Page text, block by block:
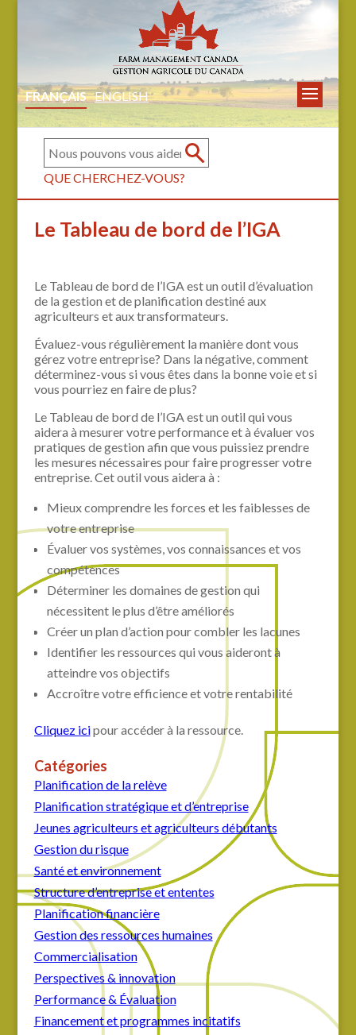
FRANÇAIS ENGLISH
QUE CHERCHEZ-VOUS?
Le Tableau de bord de l’IGA
Le Tableau de bord de l’IGA est un outil d’évaluation
de la gestion et de planification destiné aux
agriculteurs et aux transformateurs.
Évaluez-vous régulièrement la manière dont vous
gérez votre entreprise? Dans la négative, comment
déterminez-vous si vous êtes dans la bonne voie et si
vous pourriez en faire de plus?
Le Tableau de bord de l’IGA est un outil qui vous
aidera à mesurer votre performance et à évaluer vos
pratiques de gestion afin que vous puissiez prendre
les mesures nécessaires pour faire progresser votre
entreprise. Cet outil vous aidera à :
Mieux comprendre les forces et les faiblesses de
votre entreprise
Évaluer vos systèmes, vos connaissances et vos
compétences
Déterminer les domaines de gestion qui
nécessitent le plus d’être améliorés
Créer un plan d’action pour combler les lacunes
Identifier les ressources qui vous aideront à
atteindre vos objectifs
Accroître votre efficience et votre rentabilité
Cliquez icipour accéder à la ressource.
Catégories
Planification de la relève
Planification stratégique et d’entreprise
Jeunes agriculteurs et agriculteurs débutants
Gestion du risque
Santé et environnement
Structure d’entreprise et ententes
Planification financière
Gestion des ressources humaines
Commercialisation
Perspectives & innovation
Performance & Évaluation
Financement et programmes incitatifs